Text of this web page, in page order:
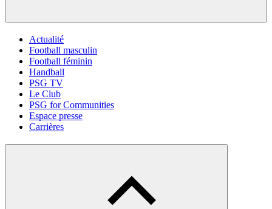
Actualité
Football masculin
Football féminin
Handball
PSG TV
Le Club
PSG for Communities
Espace presse
Carrières